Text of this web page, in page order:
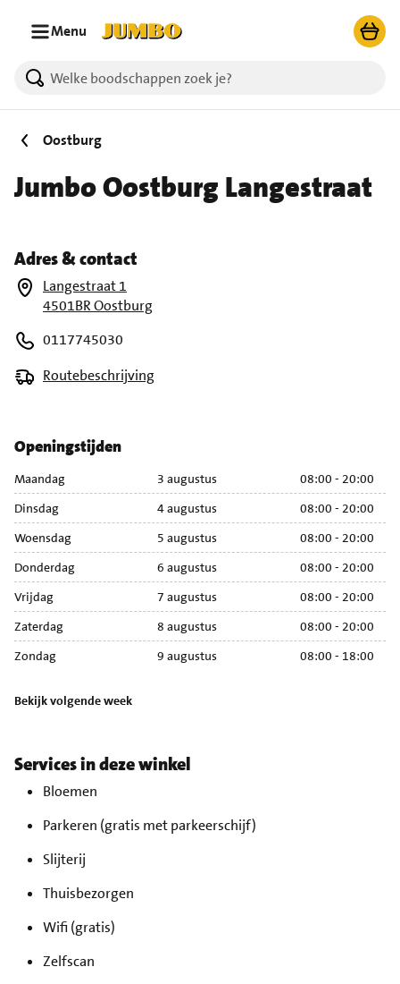
Menu
Oostburg
Jumbo Oostburg Langestraat
Adres & contact
Langestraat 1
4501BR Oostburg
0117745030
Routebeschrijving
Openingstijden
Maandag 3 augustus
08:00 - 20:00
Dinsdag
4 augustus
08:00 - 20:00
Woensdag
5 augustus
08:00 - 20:00
Donderdag
6 augustus
08:00 - 20:00
Vrijdag
7 augustus
08:00 - 20:00
Zaterdag
8 augustus
08:00 - 20:00
Zondag
9 augustus 08:00 - 18:00
Bekijk volgende week
Services in deze winkel
Bloemen
Parkeren (gratis met parkeerschijf)
Slijterij
Thuisbezorgen
Wifi (gratis)
Zelfscan